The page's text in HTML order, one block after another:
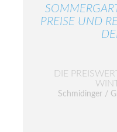
PREISE UND
DIE
Schmidinger /